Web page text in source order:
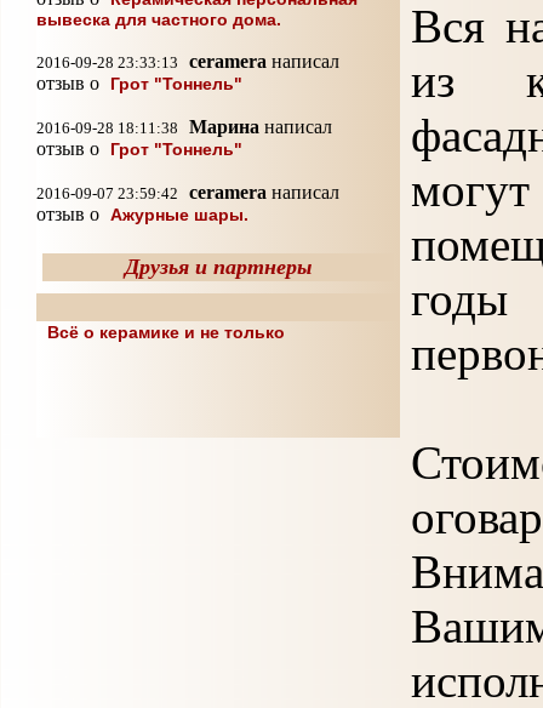
вывеска для частного дома.
2016-09-28 23:33:13 ceramera написал
отзыв о
Грот "Тоннель"
2016-09-28 18:11:38 Марина написал
отзыв о
Грот "Тоннель"
2016-09-07 23:59:42 ceramera написал
отзыв о Ажурные шары.
Друзья и партнеры
Всё о керамике и не только
Вся
из